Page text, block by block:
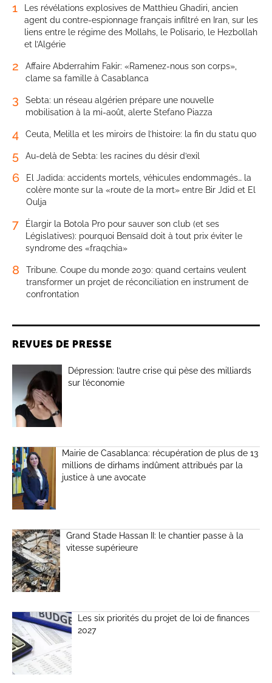
1
Les révélations explosives de Matthieu Ghadiri, ancien
agent du contre-espionnage français infiltré en Iran, sur les
liens entre le régime des Mollahs, le Polisario, le Hezbollah
et l’Algérie
2
Affaire Abderrahim Fakir: «Ramenez-nous son corps»,
clame sa famille à Casablanca
3
Sebta: un réseau algérien prépare une nouvelle
mobilisation à la mi-août, alerte Stefano Piazza
4 Ceuta, Melilla et les miroirs de l’histoire: la fin du statu quo
5 Au-delà de Sebta: les racines du désir d’exil
6
El Jadida: accidents mortels, véhicules endommagés… la
colère monte sur la «route de la mort» entre Bir Jdid et El
Oulja
7
Élargir la Botola Pro pour sauver son club (et ses
Législatives): pourquoi Bensaïd doit à tout prix éviter le
syndrome des «fraqchia»
8
Tribune. Coupe du monde 2030: quand certains veulent
transformer un projet de réconciliation en instrument de
confrontation
REVUES DE PRESSE
Dépression: l’autre crise qui pèse des milliards
sur l’économie
Mairie de Casablanca: récupération de plus de 13
millions de dirhams indûment attribués par la
justice à une avocate
Grand Stade Hassan II: le chantier passe à la
vitesse supérieure
Les six priorités du projet de loi de finances
2027